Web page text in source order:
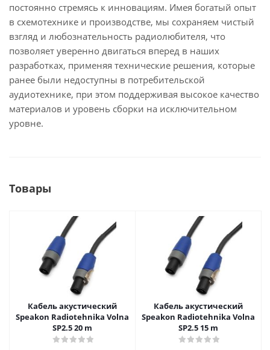
постоянно стремясь к инновациям. Имея богатый опыт
в схемотехнике и производстве, мы сохраняем чистый
взгляд и любознательность радиолюбителя, что
позволяет уверенно двигаться вперед в наших
разработках, применяя технические решения, которые
ранее были недоступны в потребительской
аудиотехнике, при этом поддерживая высокое качество
материалов и уровень сборки на исключительном
уровне.
Товары
Кабель акустический
Speakon Radiotehnika Volna
SP2.5 20 m
Кабель акустический
Speakon Radiotehnika Volna
SP2.5 15 m